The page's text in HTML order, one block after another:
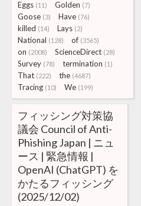
Eggs (11) Golden (7)
Goose (3) Have (76)
killed (14) Lays (2)
National (128) of (3565)
on (2008) ScienceDirect (28)
Survey (78) termination (1)
That (222) the (4687)
Tracing (10) We (199)
フィッシング対策協
議会 Council of Anti-
Phishing Japan | ニュ
ース | 緊急情報 |
OpenAI (ChatGPT) を
かたるフィッシング
(2025/12/02)